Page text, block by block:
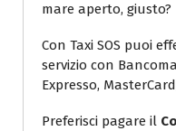
mare aperto, giusto?
Con Taxi SOS puoi
servizio con
Expresso,
Preferisci pagare il